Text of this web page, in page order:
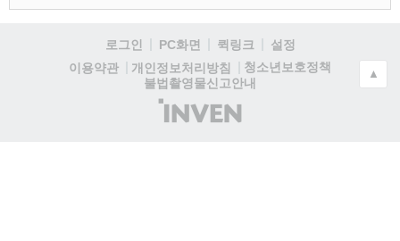
로그인 PC화면 퀵링크
설정
이용약관
개인정보처리방침
청소년보호정책
불법촬영물신고안내
(주)
인
▲